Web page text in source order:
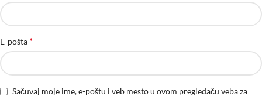
E-pošta *
Sačuvaj moje ime, e-poštu i veb mesto u ovom pregledaču veba za